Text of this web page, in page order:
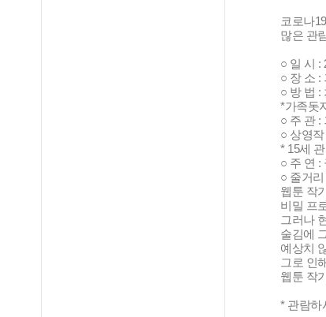
코로나
많은 관
○ 일 시 :
○ 장 소 :
○ 방 법 :
*가족돗
○ 주 관 :
○ 상영
* 15세
○ 주 연 :
○ 줄거리
웹툰 작
비밀 프
그러나
술김에
예상치
그로 인
웹툰 작
* 관람하